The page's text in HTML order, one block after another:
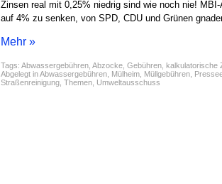
Zinsen real mit 0,25% niedrig sind wie noch nie!
auf 4% zu senken, von SPD, CDU und Grünen
Mehr »
Tags: Abwassergebühren Abzocke Gebühren kalkulatorische
Abgelegt inAbwassergebühren Mülheim Müllgebühren
Straßenreinigung Themen Umweltausschuss